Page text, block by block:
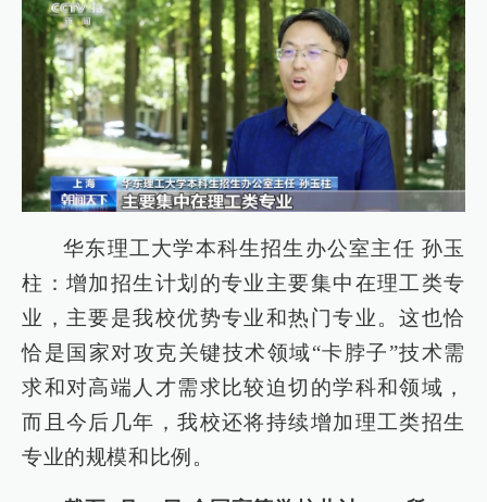
华东理工大学本科生招生办公室主任 孙玉
柱：增加招生计划的专业主要集中在理工类专
业，主要是我校优势专业和热门专业。这也恰
恰是国家对攻克关键技术领域“卡脖子”技术需
求和对高端人才需求比较迫切的学科和领域，
而且今后几年，我校还将持续增加理工类招生
专业的规模和比例。